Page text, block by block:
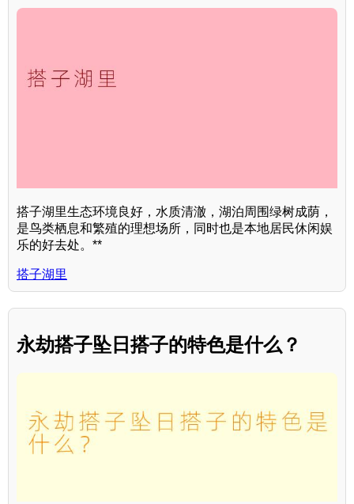
搭子湖里生态环境良好，水质清澈，湖泊周围绿树成荫，
是鸟类栖息和繁殖的理想场所，同时也是本地居民休闲娱
乐的好去处。**
搭子湖里
永劫搭子坠日搭子的特色是什么？